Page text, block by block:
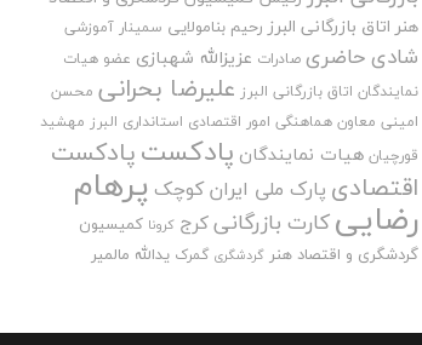
هنر اتاق بازرگانی البرز رحیم بنامولایی سمینار آموزشی
شادی حاضری صادرات عزیزالله شهبازی عضو هیات
نمایندگان اتاق بازرگانی البرز علیرضا بحرانی محسن
امینی معاون هماهنگی امور اقتصادی استانداری البرز مهشید
قورچیان هیات نمایندگان پادکستپادکست
اقتصادی پارک ملی ایران کوچک پرهام
رضاییکارت بازرگانیکرج کرونا کمیسیون
گردشگری و اقتصاد هنر گردشگری گمرک یدالله مالمیر